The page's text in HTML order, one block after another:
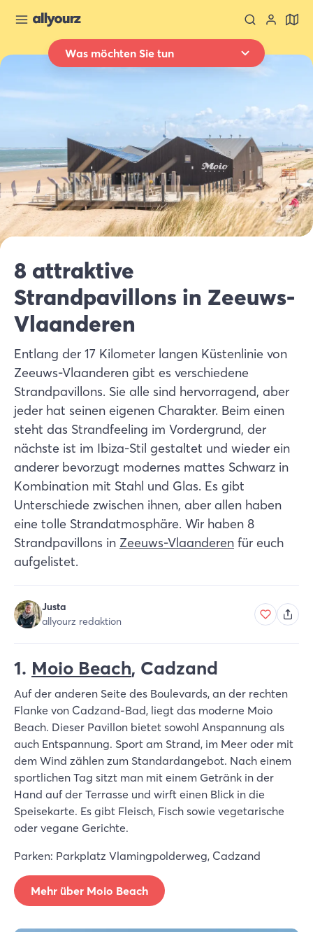
Was möchten Sie tun
Ganz Zeeland
Wann
Datum auswählen
Art der Unterkünft
Alle Arten
2 Gäste
8 attraktive
Strandpavillons in Zeeuws-
Vlaanderen
Entlang der 17 Kilometer langen Küstenlinie von
Zeeuws-Vlaanderen gibt es verschiedene
Strandpavillons. Sie alle sind hervorragend, aber
jeder hat seinen eigenen Charakter. Beim einen
steht das Strandfeeling im Vordergrund, der
nächste ist im Ibiza-Stil gestaltet und wieder ein
anderer bevorzugt modernes mattes Schwarz in
Kombination mit Stahl und Glas. Es gibt
Unterschiede zwischen ihnen, aber allen haben
eine tolle Strandatmosphäre. Wir haben 8
Strandpavillons in Zeeuws-Vlaanderen für euch
aufgelistet.
Justa
allyourz redaktion
1. Moio Beach, Cadzand
Auf der anderen Seite des Boulevards, an der rechten
Flanke von Cadzand-Bad, liegt das moderne Moio
Beach. Dieser Pavillon bietet sowohl Anspannung als
auch Entspannung. Sport am Strand, im Meer oder mit
dem Wind zählen zum Standardangebot. Nach einem
sportlichen Tag sitzt man mit einem Getränk in der
Hand auf der Terrasse und wirft einen Blick in die
Speisekarte. Es gibt Fleisch, Fisch sowie vegetarische
oder vegane Gerichte.
Parken: Parkplatz Vlamingpolderweg, Cadzand
Mehr über Moio Beach